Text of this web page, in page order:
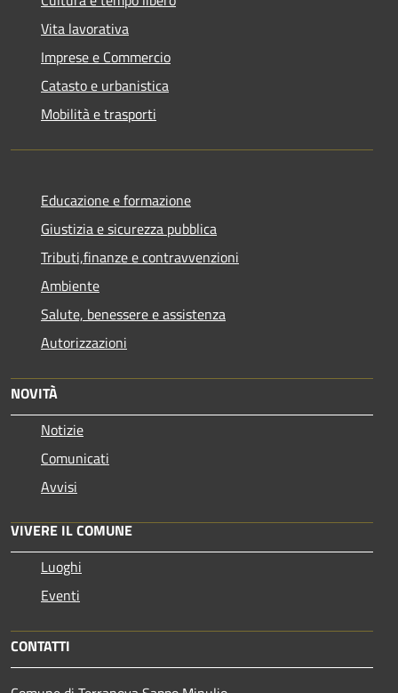
Vita lavorativa
Imprese e Commercio
Catasto e urbanistica
Mobilità e trasporti
Educazione e formazione
Giustizia e sicurezza pubblica
Tributi,finanze e contravvenzioni
Ambiente
Salute, benessere e assistenza
Autorizzazioni
NOVITÀ
Notizie
Comunicati
Avvisi
VIVERE IL COMUNE
Luoghi
Eventi
CONTATTI